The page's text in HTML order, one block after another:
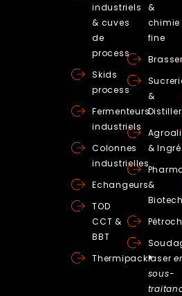
industriels
& cuves
de
process
Skids
process
Fermenteurs
industriels
Colonnes
industrielles
Echangeurs
TOD
CCT &
BBT
Thermipack®
&
chimie
fine
&
&
&
laser
sous-